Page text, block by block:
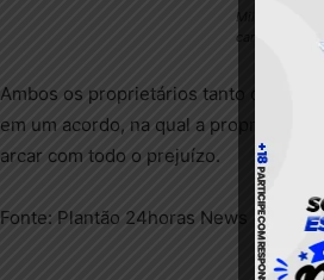
Militares
carro. Foto:
Ambos os proprietários tanto do
em um acordo, na qual a proprietária
arcar com todo o prejuízo.
Fonte: Plantão 24horas News